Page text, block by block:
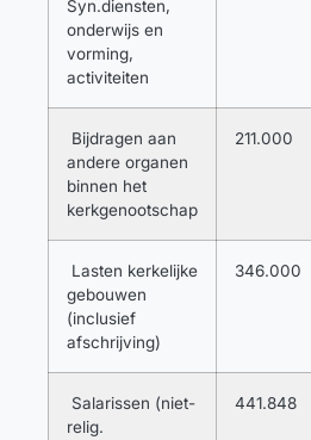
Syn.diensten,
onderwijs en
vorming,
activiteiten
Bijdragen aan
andere organen
binnen het
kerkgenootschap
211.000
Lasten kerkelijke
gebouwen
(inclusief
afschrijving)
346.000
Salarissen (niet-
relig.
441.848